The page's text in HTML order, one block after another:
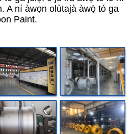
A ní àwọn olùtajà àwọ̀ tó ga
Paint.